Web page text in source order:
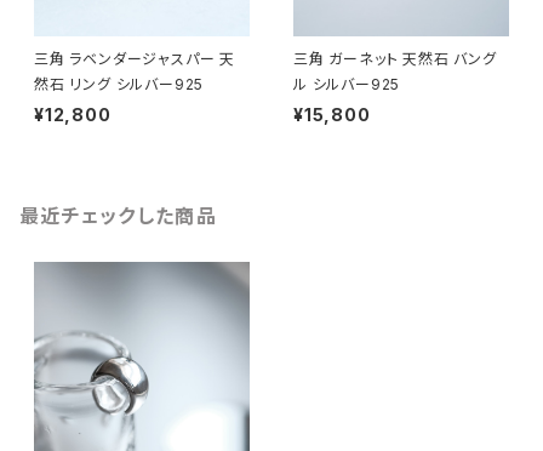
三角 ラベンダージャスパー 天
然石 リング シルバー925
¥12,800
三角 ガーネット 天然石 バング
ル シルバー925
¥15,800
最近チェックした商品